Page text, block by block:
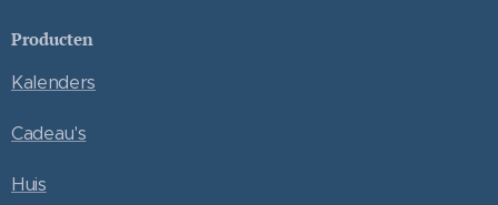
Producten
Kalenders
Cadeau's
Huis